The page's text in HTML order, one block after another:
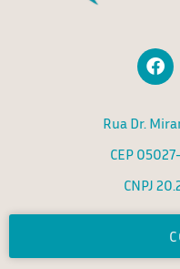
F
a
b
o
o
k
Rua Dr.
CEP
CNPJ